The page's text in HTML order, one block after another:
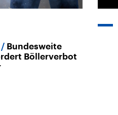
Bundesweite
Böllerverbot